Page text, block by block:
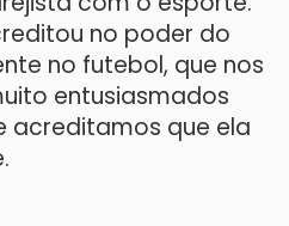
no poder do
no futebol, que nos
entusiasmados
acreditamos que ela